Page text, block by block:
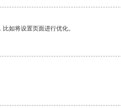
如将设置页面进行优化。